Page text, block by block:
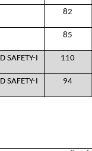
82
85
SAFETY-I 110
SAFETY-I 94